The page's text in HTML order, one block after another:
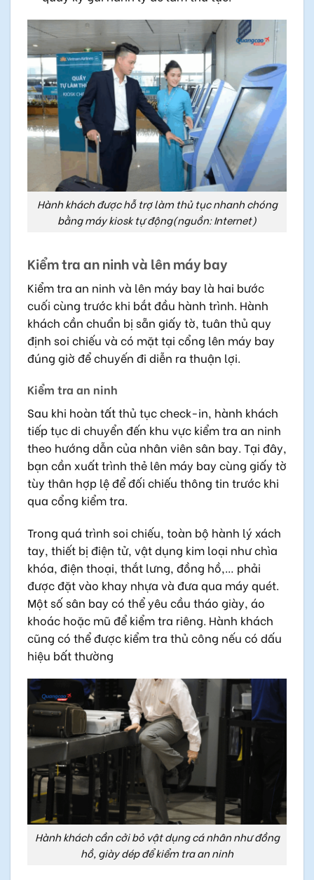
Hành khách được hỗ trợ làm thủ tục nhanh chóng
bằng máy kiosk tự động(nguồn: Internet)
Kiểm tra an ninh và lên máy bay
Kiểm tra an ninh và lên máy bay là hai bước
cuối cùng trước khi bắt đầu hành trình. Hành
khách cần chuẩn bị sẵn giấy tờ, tuân thủ quy
định soi chiếu và có mặt tại cổng lên máy bay
đúng giờ để chuyến đi diễn ra thuận lợi.
Kiểm tra an ninh
Sau khi hoàn tất thủ tục check-in, hành khách
tiếp tục di chuyển đến khu vực kiểm tra an ninh
theo hướng dẫn của nhân viên sân bay. Tại đây,
bạn cần xuất trình thẻ lên máy bay cùng giấy tờ
tùy thân hợp lệ để đối chiếu thông tin trước khi
qua cổng kiểm tra.
Trong quá trình soi chiếu, toàn bộ hành lý xách
tay, thiết bị điện tử, vật dụng kim loại như chìa
khóa, điện thoại, thắt lưng, đồng hồ,… phải
được đặt vào khay nhựa và đưa qua máy quét.
Một số sân bay có thể yêu cầu tháo giày, áo
khoác hoặc mũ để kiểm tra riêng. Hành khách
cũng có thể được kiểm tra thủ công nếu có dấu
hiệu bất thường
Hành khách cần cởi bỏ vật dụng cá nhân như đồng
hồ, giày dép để kiểm tra an ninh